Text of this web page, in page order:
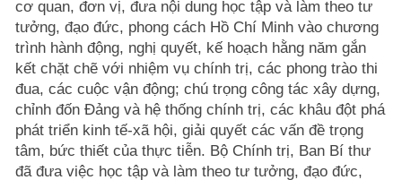
cơ quan, đơn vị, đưa nội dung học tập và làm theo tư
tưởng, đạo đức, phong cách Hồ Chí Minh vào chương
trình hành động, nghị quyết, kế hoạch hằng năm gắn
kết chặt chẽ với nhiệm vụ chính trị, các phong trào thi
đua, các cuộc vận động; chú trọng công tác xây dựng,
chỉnh đốn Đảng và hệ thống chính trị, các khâu đột phá
phát triển kinh tế-xã hội, giải quyết các vấn đề trọng
tâm, bức thiết của thực tiễn. Bộ Chính trị, Ban Bí thư
đã đưa việc học tập và làm theo tư tưởng, đạo đức,